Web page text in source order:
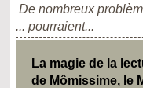
De nombreux
... pourraient...
La magie de la
de Mômissime, le